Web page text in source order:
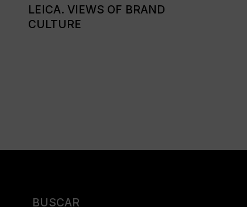
LEICA. VIEWS OF BRAND
CULTURE
Buscar: